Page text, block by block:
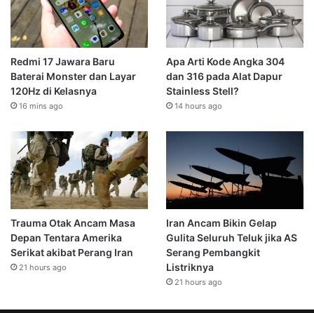
Redmi 17 Jawara Baru
Baterai Monster dan Layar
120Hz di Kelasnya
16 mins ago
Apa Arti Kode Angka 304
dan 316 pada Alat Dapur
Stainless Stell?
14 hours ago
Trauma Otak Ancam Masa
Depan Tentara Amerika
Serikat akibat Perang Iran
21 hours ago
Iran Ancam Bikin Gelap
Gulita Seluruh Teluk jika AS
Serang Pembangkit
Listriknya
21 hours ago